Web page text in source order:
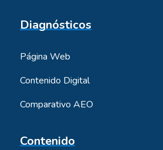
Diagnósticos
Página Web
Contenido Digital
Comparativo AEO
Contenido